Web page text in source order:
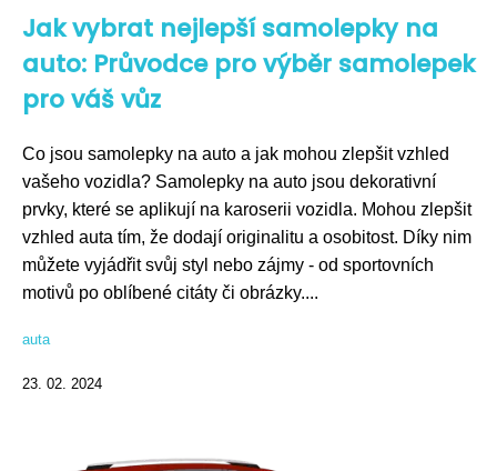
Jak vybrat nejlepší samolepky na
auto: Průvodce pro výběr samolepek
pro váš vůz
Co jsou samolepky na auto a jak mohou zlepšit vzhled
vašeho vozidla? Samolepky na auto jsou dekorativní
prvky, které se aplikují na karoserii vozidla. Mohou zlepšit
vzhled auta tím, že dodají originalitu a osobitost. Díky nim
můžete vyjádřit svůj styl nebo zájmy - od sportovních
motivů po oblíbené citáty či obrázky....
auta
23. 02. 2024